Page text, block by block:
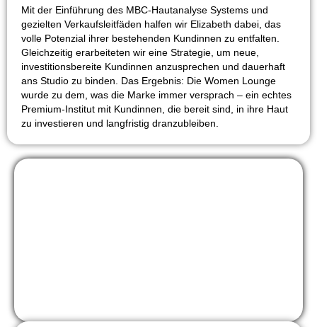
Mit der Einführung des MBC-Hautanalyse Systems und
gezielten Verkaufsleitfäden halfen wir Elizabeth dabei, das
volle Potenzial ihrer bestehenden Kundinnen zu entfalten.
Gleichzeitig erarbeiteten wir eine Strategie, um neue,
investitionsbereite Kundinnen anzusprechen und dauerhaft
ans Studio zu binden. Das Ergebnis: Die Women Lounge
wurde zu dem, was die Marke immer versprach – ein echtes
Premium-Institut mit Kundinnen, die bereit sind, in ihre Haut
zu investieren und langfristig dranzubleiben.